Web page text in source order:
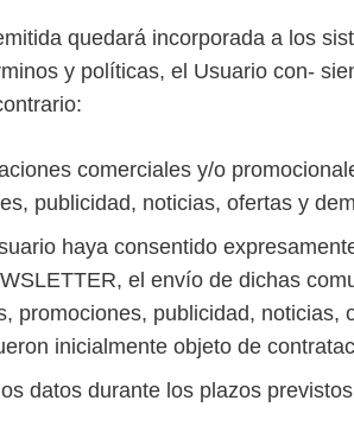
quedará incorporada a los
y políticas, el Usuario con-
comerciales y/o
publicidad, noticias, ofertas y
haya consentido
el envío de dichas
promociones, publicidad,
inicialmente objeto de
datos durante los plazos